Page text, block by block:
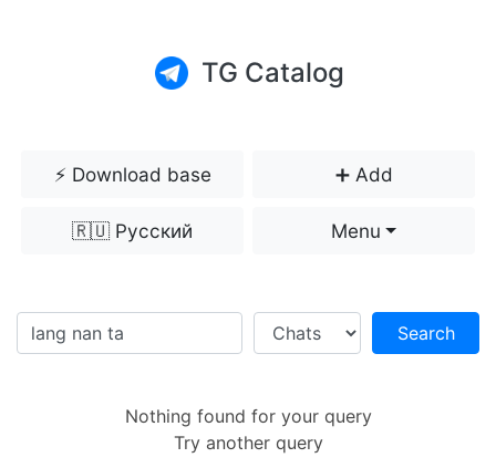
TG Catalog
⚡️ Download base ➕ Add
🇷🇺 Русский Menu
Search
Nothing found for your query
Try another query